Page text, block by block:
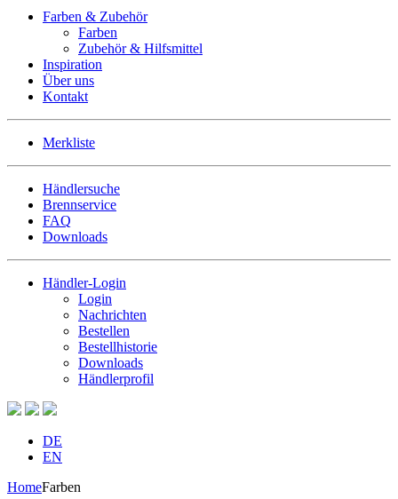
Farben & Zubehör
Farben
Zubehör & Hilfsmittel
Inspiration
Über uns
Kontakt
Merkliste
Händlersuche
Brennservice
FAQ
Downloads
Händler-Login
Login
Nachrichten
Bestellen
Bestellhistorie
Downloads
Händlerprofil
DE
EN
HomeFarben